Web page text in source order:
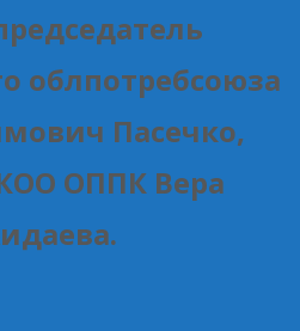
облпотребсоюза
Пасечко,
ОППК Вера